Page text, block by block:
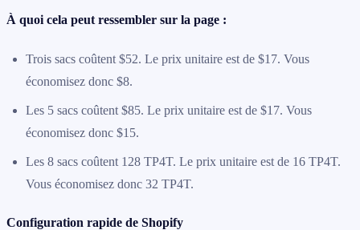
À quoi cela peut ressembler sur la page :
Trois sacs coûtent $52. Le prix unitaire est de $17. Vous
économisez donc $8.
Les 5 sacs coûtent $85. Le prix unitaire est de $17. Vous
économisez donc $15.
Les 8 sacs coûtent 128 TP4T. Le prix unitaire est de 16 TP4T.
Vous économisez donc 32 TP4T.
Configuration rapide de Shopify